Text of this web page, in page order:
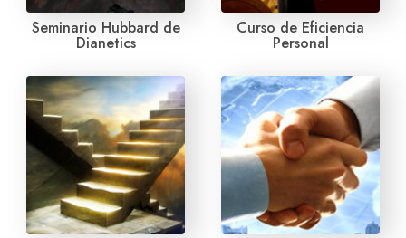
Seminario Hubbard de
Dianetics
Curso de Eficiencia
Personal